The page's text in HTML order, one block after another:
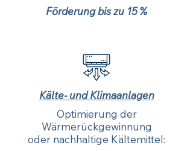
Förderung bis zu 15 %
Kälte- und Klimaanlagen
Optimierung der
Wärmerückgewinnung
oder nachhaltige Kältemittel: